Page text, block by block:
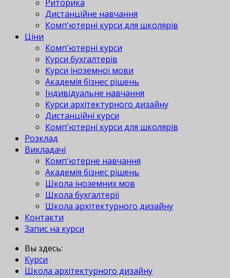
Риторика
Дистанційне навчання
Комп'ютерні курси для школярів
Ціни
Комп'ютерні курси
Курси бухгалтерів
Курси іноземної мови
Академія бізнес рішень
Індивідуальне навчання
Курси архітектурного дизайну
Дистанційні курси
Комп'ютерні курси для школярів
Розклад
Викладачі
Комп'ютерне навчання
Академія бізнес рішень
Школа іноземних мов
Школа бухгалтерії
Школа архітектурного дизайну
Контакти
Запис на курси
Вы здесь:
Курси
Школа архітектурного дизайну